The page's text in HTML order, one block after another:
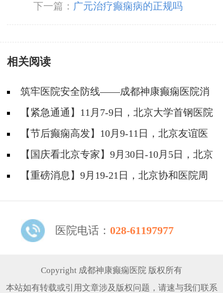
下一篇： 广元治疗癫痫病的正规吗
相关阅读
筑牢医院安全防线——成都神康癫痫医院消
防安全培训纪实
【紧急通通】11月7-9日，北京大学首钢医院
神经内科胡颖教授亲临成都会诊，破解癫痫疑难
【节后癫痫高发】10月9-11日，北京友谊医
院陈葵博士免费会诊+治疗援助，破解癫痫难
题！
【国庆看北京专家】9月30日-10月5日，北京
天坛&首钢医院两大专家蓉城亲诊+癫痫大额救
【重磅消息】9月19-21日，北京协和医院周
线！
医院电话： 028-61197977
Copyright 成都神康癫痫医院 版权所有
本站如有转载或引用文章涉及版权问题，请速与我们联系